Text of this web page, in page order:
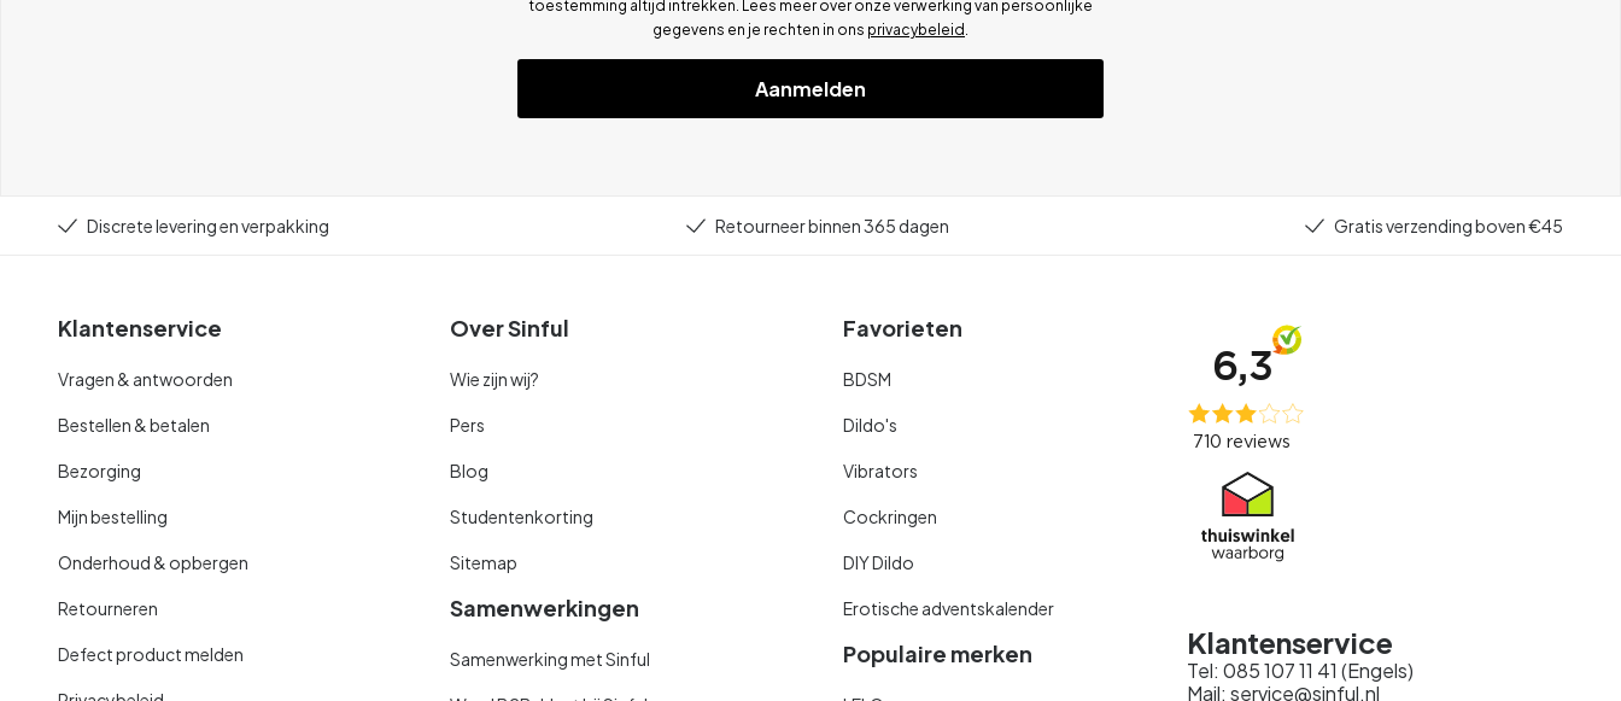
toestemming altijd intrekken. Lees meer over onze verwerking van persoonlijke
gegevens en je rechten in ons privacybeleid
Aanmelden
Discrete levering en verpakking Retourneer binnen 365 dagen Gratis verzending boven €45
Klantenservice
Vragen & antwoorden
Bestellen & betalen
Bezorging
Mijn bestelling
Onderhoud & opbergen
Retourneren
Defect product melden
Over Sinful
Wie zijn wij?
Pers
Blog
Studentenkorting
Sitemap
Samenwerkingen
Samenwerking met Sinful
Favorieten
BDSM
Dildo's
Vibrators
Cockringen
DIY Dildo
Erotische adventskalender
Populaire merken Klantenservice
Tel: 085 107 11 41 (Engels)
Mail: service@sinful.nl